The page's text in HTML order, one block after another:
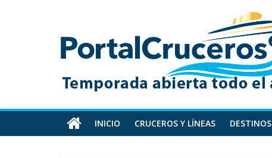
PortalCruceros
Toda
información
cruceros
en
un
INICIO CRUCEROS Y LÍNEAS DESTINOS